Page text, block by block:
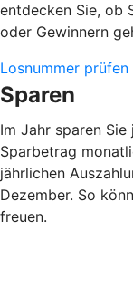
entdecken Sie, ob
oder Gewinnern
Losnummer prüfen
Sparen
Im Jahr sparen
Sparbetrag
jährlichen
Dezember. So
freuen.